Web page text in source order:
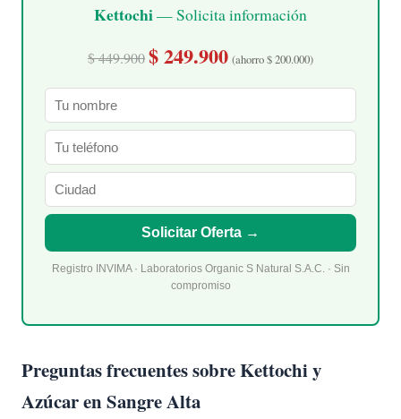
Kettochi— Solicita información
$ 449.900$ 249.900 (ahorro $ 200.000)
Solicitar Oferta →
Registro INVIMA · Laboratorios Organic S Natural S.A.C. · Sin
compromiso
Preguntas frecuentes sobre Kettochi y
Azúcar en Sangre Alta